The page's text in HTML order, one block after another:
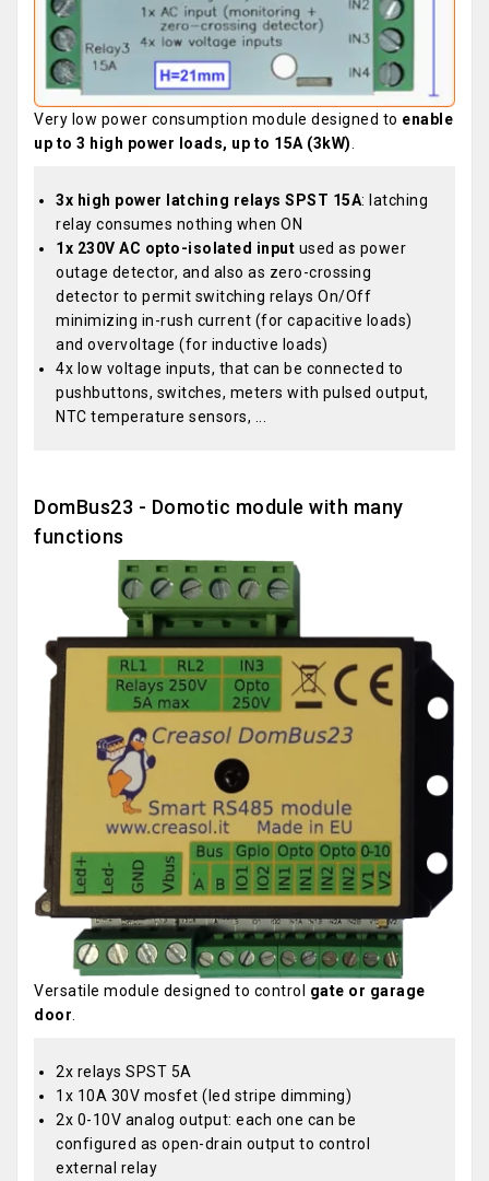
Very low power consumption module designed to enable
up to 3 high power loads, up to 15A (3kW)
3x high power latching relays SPST 15A: latching
relay consumes nothing when ON
1x 230V AC opto-isolated input used as power
outage detector, and also as zero-crossing
detector to permit switching relays On/Off
minimizing in-rush current (for capacitive loads)
and overvoltage (for inductive loads)
4x low voltage inputs, that can be connected to
pushbuttons, switches, meters with pulsed output,
NTC temperature sensors, ...
DomBus23 - Domotic module with many
functions
Versatile module designed to control gate or garage
door
2x relays SPST 5A
1x 10A 30V mosfet (led stripe dimming)
2x 0-10V analog output: each one can be
configured as open-drain output to control
external relay